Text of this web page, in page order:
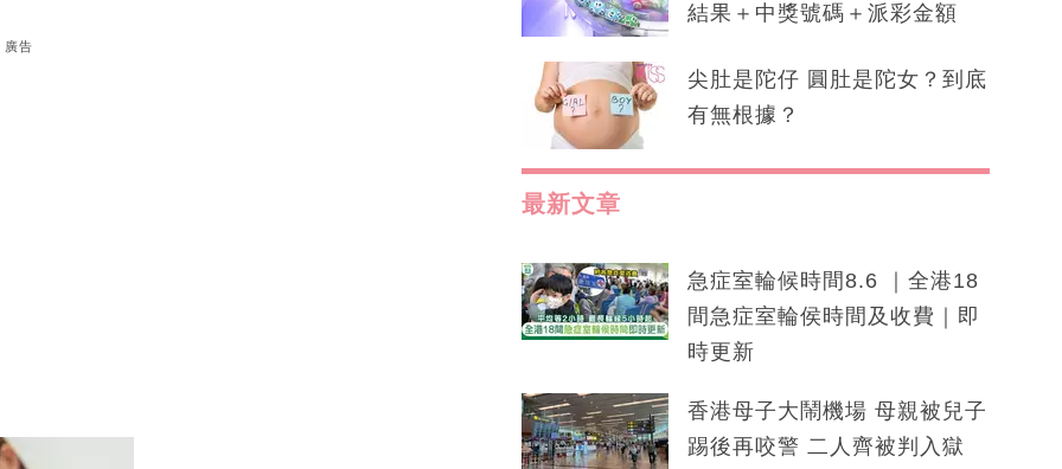
廣告
結果＋中獎號碼＋派彩金額
尖肚是陀仔 圓肚是陀女？到底
有無根據？
最新文章
急症室輪候時間8.6 ｜全港18
間急症室輪侯時間及收費｜即
時更新
香港母子大鬧機場 母親被兒子
踢後再咬警 二人齊被判入獄